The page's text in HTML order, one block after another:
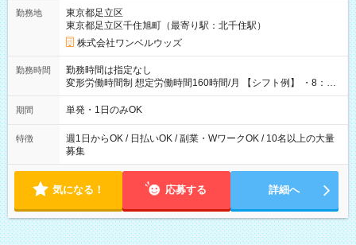
勤務地
東京都足立区
東京都足立区千住旭町（最寄り駅：北千住駅）
株式会社ワンベルウッズ
勤務時間
勤務時間は指定なし
変形労働時間制 想定労働時間160時間/月 【シフト例】 ・8：00
～21：00
期間 単発・1日のみOK
特徴
週1日からOK / 日払いOK / 副業・WワークOK / 10名以上の大量
募集
気になる！ 応募する 詳細へ